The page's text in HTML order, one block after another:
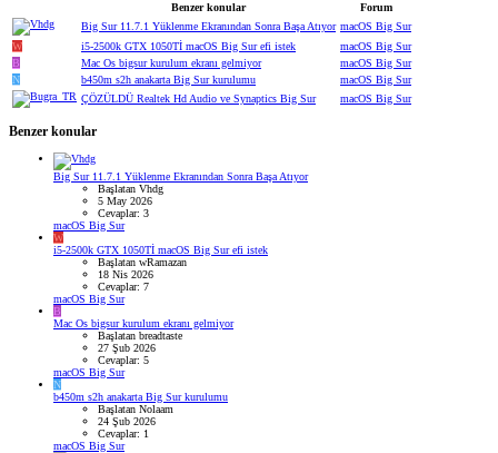
Benzer konular
Forum
Big Sur 11.7.1 Yüklenme Ekranından Sonra Başa Atıyor macOS Big Sur
W
i5-2500k GTX 1050Tİ macOS Big Sur efi istek
macOS Big Sur
B
Mac Os bigsur kurulum ekranı gelmiyor
macOS Big Sur
N
b450m s2h anakarta Big Sur kurulumu
macOS Big Sur
ÇÖZÜLDÜ Realtek Hd Audio ve Synaptics Big Sur macOS Big Sur
Benzer konular
Big Sur 11.7.1 Yüklenme Ekranından Sonra Başa Atıyor
Başlatan Vhdg
5 May 2026
Cevaplar: 3
macOS Big Sur
W
i5-2500k GTX 1050Tİ macOS Big Sur efi istek
Başlatan wRamazan
18 Nis 2026
Cevaplar: 7
macOS Big Sur
B
Mac Os bigsur kurulum ekranı gelmiyor
Başlatan breadtaste
27 Şub 2026
Cevaplar: 5
macOS Big Sur
N
b450m s2h anakarta Big Sur kurulumu
Başlatan Nolaam
24 Şub 2026
Cevaplar: 1
macOS Big Sur